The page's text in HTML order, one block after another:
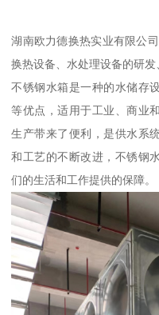
湖南欧力德换热实业有限公
换热设备、水处理设备的研发
不锈钢水箱是一种的水储存
等优点，适用于工业、商业
生产带来了便利，是供水系
和工艺的不断改进，不锈钢
们的生活和工作提供的保障。